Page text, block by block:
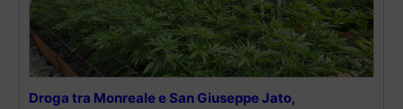
Droga tra Monreale e San Giuseppe Jato,